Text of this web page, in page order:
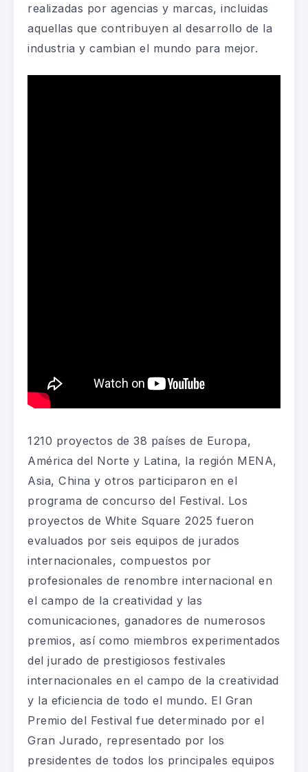
realizadas por agencias y marcas, incluidas
aquellas que contribuyen al desarrollo de la
industria y cambian el mundo para mejor.
1210 proyectos de 38 países de Europa,
América del Norte y Latina, la región MENA,
Asia, China y otros participaron en el
programa de concurso del Festival. Los
proyectos de White Square 2025 fueron
evaluados por seis equipos de jurados
internacionales, compuestos por
profesionales de renombre internacional en
el campo de la creatividad y las
comunicaciones, ganadores de numerosos
premios, así como miembros experimentados
del jurado de prestigiosos festivales
internacionales en el campo de la creatividad
y la eficiencia de todo el mundo. El Gran
Premio del Festival fue determinado por el
Gran Jurado, representado por los
presidentes de todos los principales equipos